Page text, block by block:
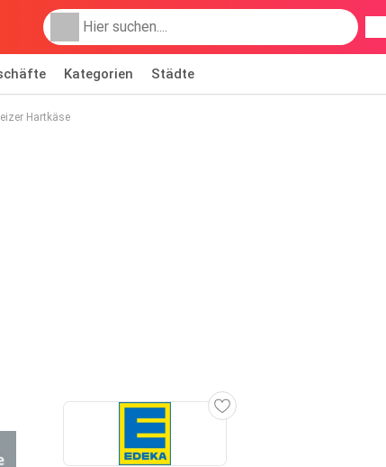
Kategorien Städte
Hartkäse